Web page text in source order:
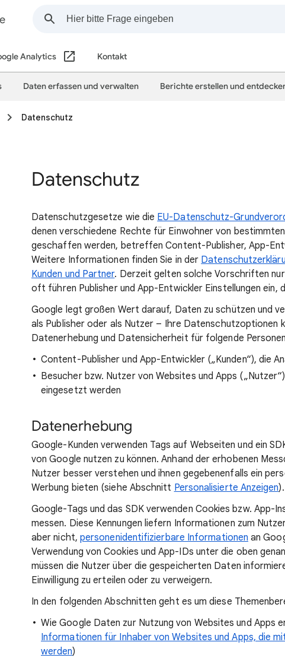
Analytics Kontakt
Daten erfassen und verwalten Berichte erstellen und
Datenschutz
Datenschutz
Datenschutzgesetze wie die EU-Datenschutz-
denen verschiedene Rechte für Einwohner von
geschaffen werden, betreffen Content-Publisher, App-
Weitere Informationen finden Sie in der
Kunden und Partner. Derzeit gelten solche Vorschriften
oft führen Publisher und App-Entwickler Einstellungen ein,
Google legt großen Wert darauf, Daten zu schützen und
als Publisher oder als Nutzer – Ihre Datenschutzoptionen
Datenerhebung und Datensicherheit für folgende
Content-Publisher und App-Entwickler („Kunden“), die
Besucher bzw. Nutzer von Websites und Apps
eingesetzt werden
Datenerhebung
Google-Kunden verwenden Tags auf Webseiten und ein
von Google nutzen zu können. Anhand der erhobenen
Nutzer besser verstehen und ihnen gegebenenfalls ein
Werbung bieten (siehe Abschnitt Personalisierte Anzeigen).
Google-Tags und das SDK verwenden Cookies bzw. App-
messen. Diese Kennungen liefern Informationen zum
aber nicht, personenidentifizierbare Informationen an
Verwendung von Cookies und App-IDs unter die oben
müssen die Nutzer über die gespeicherten Daten
Einwilligung zu erteilen oder zu verweigern.
In den folgenden Abschnitten geht es um diese
Wie Google Daten zur Nutzung von Websites und
Informationen für Inhaber von Websites und Apps, die
werden)